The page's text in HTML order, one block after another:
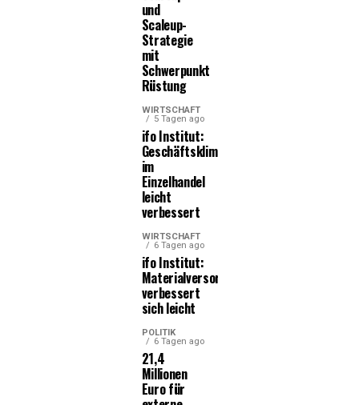
und
Scaleup-
Strategie
mit
Schwerpunkt
Rüstung
WIRTSCHAFT
5 Tagen ago
ifo Institut:
Geschäftsklima
im
Einzelhandel
leicht
verbessert
WIRTSCHAFT
6 Tagen ago
ifo Institut:
Materialversorgung
verbessert
sich leicht
POLITIK
6 Tagen ago
21,4
Millionen
Euro für